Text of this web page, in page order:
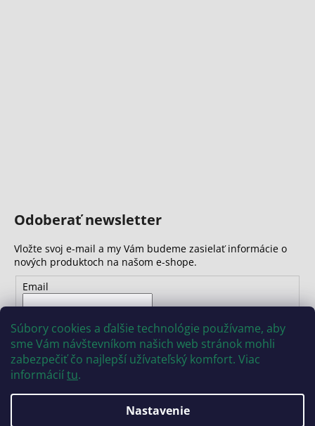
Súbory cookies a ďalšie technológie používame, aby
sme Vám návštevníkom našich web stránok mohli
zabezpečiť čo najlepší užívateľský komfort. Viac
informáciítu.
Nastavenie
Odoberať newsletter
Vložte svoj e-mail a my Vám budeme zasielať informácie o
nových produktoch na našom e-shope.
Email
osobných údajov
PRIHLÁSIŤ SA